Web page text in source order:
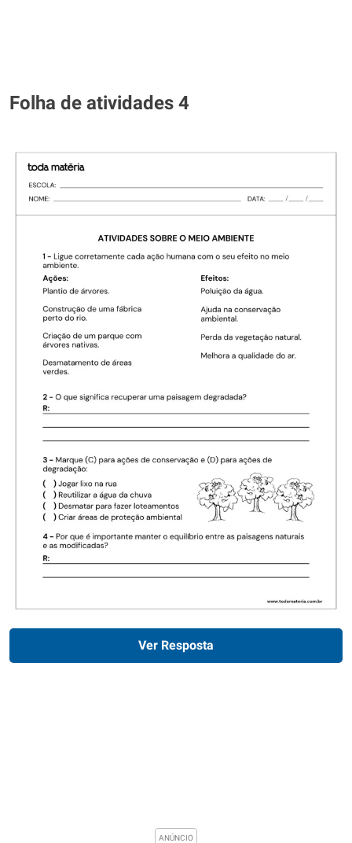
Folha de atividades 4
Ver Resposta